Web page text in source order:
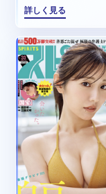
詳しく見る